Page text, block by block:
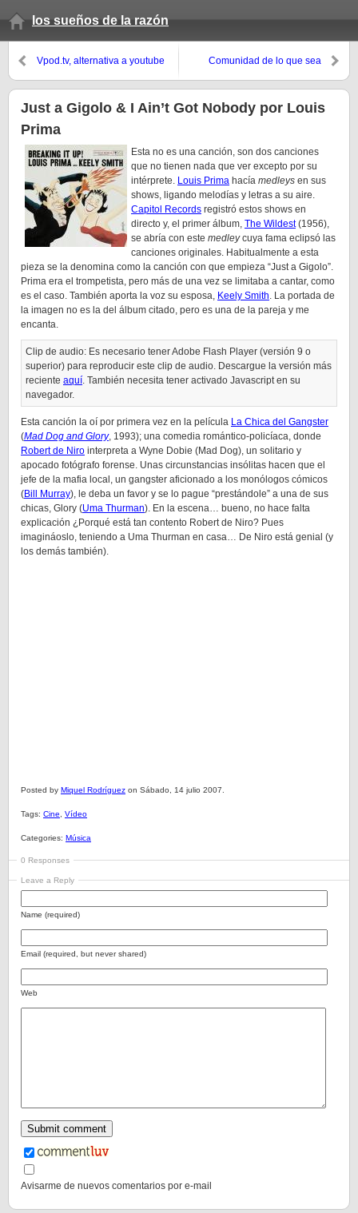
los sueños de la razón
Vpod.tv, alternativa a youtube Comunidad de lo que sea
Just a Gigolo & I Ain’t Got Nobody por Louis
Prima
Esta no es una canción, son dos canciones
que no tienen nada que ver excepto por su
intérprete. Louis Prima hacía medleys en sus
shows, ligando melodías y letras a su aire.
Capitol Records registró estos shows en
directo y, el primer álbum, The Wildest(1956),
se abría con este medleycuya fama eclipsó las
canciones originales. Habitualmente a esta
pieza se la denomina como la canción con que empieza “Just a Gigolo”.
Prima era el trompetista, pero más de una vez se limitaba a cantar, como
es el caso. También aporta la voz su esposa, Keely Smith. La portada de
la imagen no es la del álbum citado, pero es una de la pareja y me
encanta.
Clip de audio: Es necesario tener Adobe Flash Player (versión 9 o
superior) para reproducir este clip de audio. Descargue la versión más
reciente aquí. También necesita tener activado Javascript en su
navegador.
Esta canción la oí por primera vez en la película La Chica del Gangster
(Mad Dog and Glory, 1993); una comedia romántico-policíaca, donde
Robert de Niro interpreta a Wyne Dobie (Mad Dog), un solitario y
apocado fotógrafo forense. Unas circunstancias insólitas hacen que el
jefe de la mafia local, un gangster aficionado a los monólogos cómicos
(Bill Murray), le deba un favor y se lo pague “prestándole” a una de sus
chicas, Glory (Uma Thurman). En la escena… bueno, no hace falta
explicación ¿Porqué está tan contento Robert de Niro? Pues
imagináoslo, teniendo a Uma Thurman en casa… De Niro está genial (y
los demás también).
Posted by Miquel Rodríguez on Sábado, 14 julio 2007.
Tags: Cine Vídeo
Categories: Música
0 Responses
Leave a Reply
Name (required)
Email (required, but never shared)
Web
Avisarme de nuevos comentarios por e-mail